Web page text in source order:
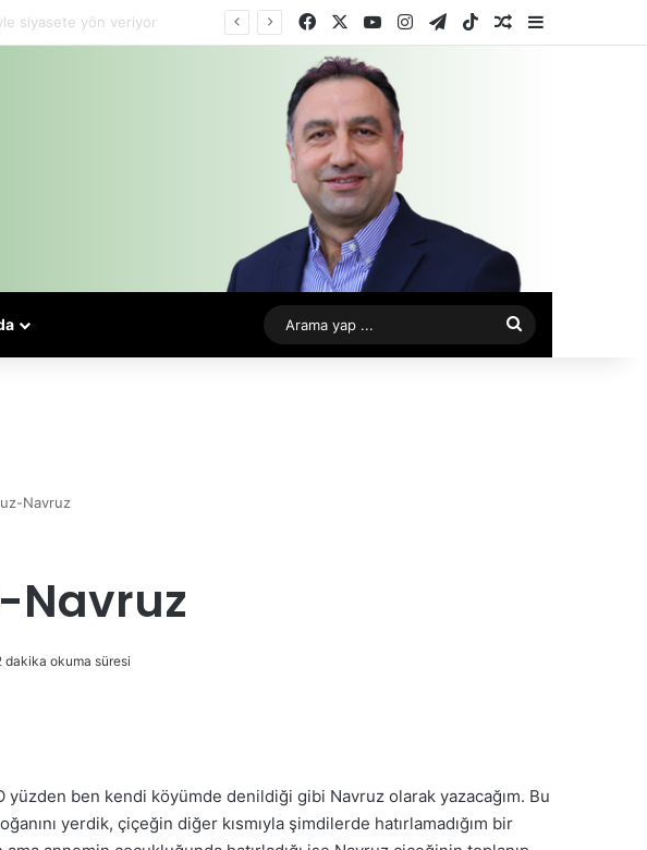
FacebookYouTubeInstagram
TelegramTikTokRastgele Makale
Kenar
Arama
yap
Navruz
Navruz
okuma süresi
yüzden ben kendi köyümde denildiği gibi Navruz olarak yazacağım. Bu
yerdik, çiçeğin diğer kısmıyla şimdilerde hatırlamadığım bir